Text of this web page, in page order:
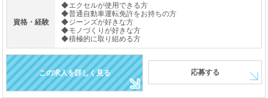
資格・経験
◆エクセルが使用できる方
◆普通自動車運転免許をお持ちの方
◆ジーンズが好きな方
◆モノづくりが好きな方
◆積極的に取り組める方
この求人を詳しく見る 応募する